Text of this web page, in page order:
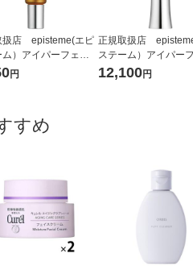
扱店 episteme(エピ
ム）アイパーフェク
アイクリ
円
正規取扱店
ステーム）アイパー
トショットb 18g アイクリ
12,100円
すめ